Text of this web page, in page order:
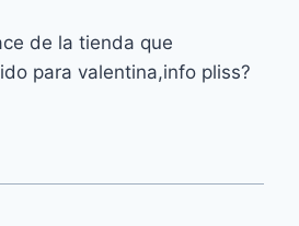
de la tienda que
para valentina,info pliss?